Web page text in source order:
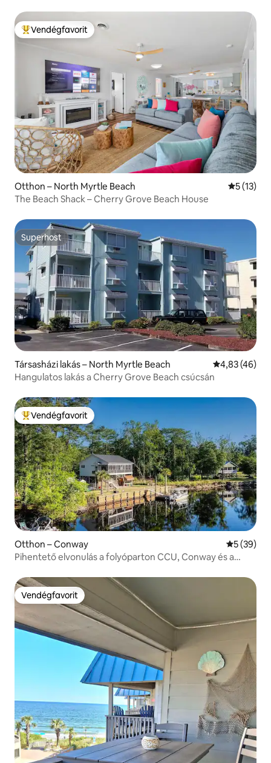
Kiemelt vendégfavorit
Vendégfavorit
Otthon – North Myrtle Beach Átlagos
5 (13)
The Beach Shack – Cherry Grove Beach House
Superhost
Superhost
Társasházi lakás – North Myrtle Beach Átlagos
4,83 (46)
Hangulatos lakás a Cherry Grove Beach csúcsán
Kiemelt vendégfavorit
Vendégfavorit
Otthon – Conway Átlagos
5 (39)
Pihentető elvonulás a folyóparton CCU, Conway és a
Vendégfavorit
Vendégfavorit